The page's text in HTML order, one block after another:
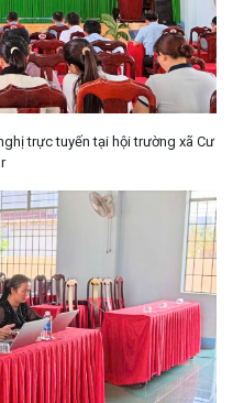
trực tuyến tại hội trường xã Cư